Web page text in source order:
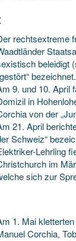
rechtsextreme
beleidigt
bezeichnet.
9. und 10. April
in
von der
21. April
Schweiz“
Lehrling
im
sich zur
1. Mai
Corchia,